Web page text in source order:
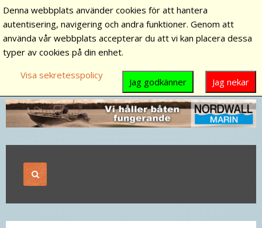
Denna webbplats använder cookies för att hantera
autentisering, navigering och andra funktioner. Genom att
använda vår webbplats accepterar du att vi kan placera dessa
typer av cookies på din enhet.
Visa sekretesspolicy
Jag nekar
Jag godkänner